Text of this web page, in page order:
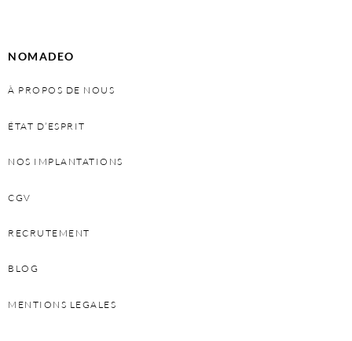
NOMADEO
À PROPOS DE NOUS
ÉTAT D’ESPRIT
NOS IMPLANTATIONS
CGV
RECRUTEMENT
BLOG
MENTIONS LEGALES